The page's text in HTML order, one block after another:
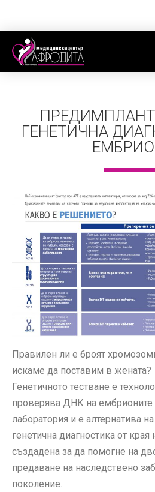
ГЕНЕТИЧНА
Правилен ли е броят
искаме да поставим в жената?
Генетичното тестване е
проверява ДНК на ембрионите
лаборатория и е алтернатива
генетична диагностика от края
създадена за да помогне на
предаване на наследствено
поколение.